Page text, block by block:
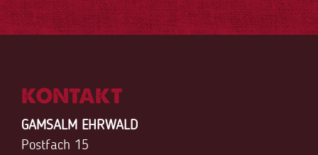
KONTAKT
GAMSALM EHRWALD
Postfach 15